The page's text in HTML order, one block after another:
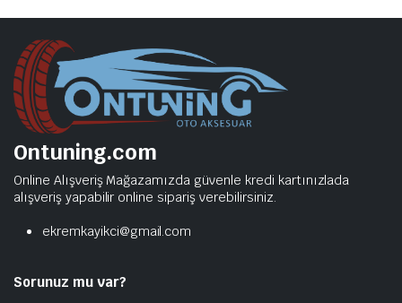
Ontuning.com
Online Alışveriş Mağazamızda güvenle kredi kartınızlada
alışveriş yapabilir online sipariş verebilirsiniz.
ekremkayikci@gmail.com
Sorunuz mu var?